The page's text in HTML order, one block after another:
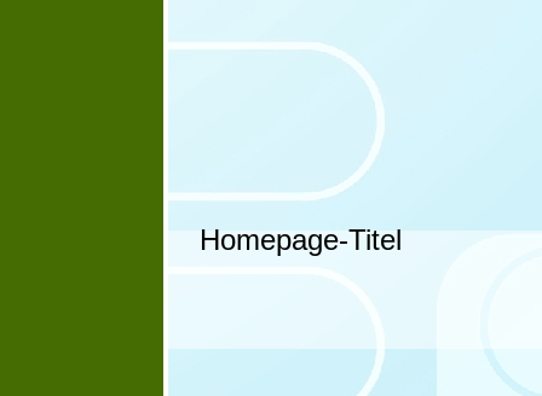
Homepage-Titel